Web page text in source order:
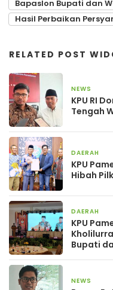
Bapaslon Bupati dan
Hasil Perbaikan
RELATED POST
NEWS
KPU RI
Tengah
DAERAH
KPU
Hibah
DAERAH
KPU
Bupati
NEWS